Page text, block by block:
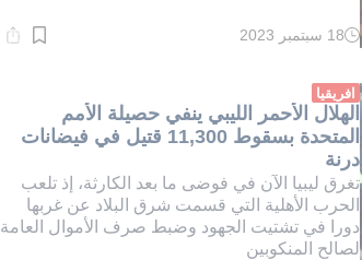
وقت
دقيقة.
18 سبتمبر 2023
افريقيا
الهلال الأحمر الليبي ينفي حصيلة الأمم
المتحدة بسقوط 11,300 قتيل في فيضانات
درنة
تغرق ليبيا الآن في فوضى ما بعد الكارثة، إذ تلعب
الحرب الأهلية التي قسمت شرق البلاد عن غربها
دورا في تشتيت الجهود وضبط صرف الأموال العامة
لصالح المنكوبين